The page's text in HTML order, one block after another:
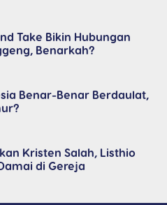
Take Bikin Hubungan
Benarkah?
Benar-Benar Berdaulat,
Kristen Salah, Listhio
di Gereja